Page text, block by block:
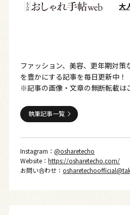
大
ファッション、美容、更年期対策
を豊かにする記事を毎日更新中！
※記事の画像・文章の無断転載は
執筆記事一覧
Instagram：@osharetecho
Website：https://osharetecho.com/
お問い合わせ：